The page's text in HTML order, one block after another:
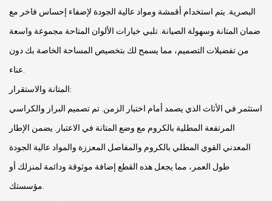
البصرية. يتم استخدام أقمشة ومواد عالية الجودة لإضفاء إحساس فاخر مع
ضمان المتانة وسهولة الصيانة. تلبي خيارات الألوان المتاحة مجموعة واسعة
من تفضيلات التصميم، مما يسمح لك بتخصيص المساحة الخاصة بك دون
المتانة والاستقرار:
استثمر في الأثاث الذي يصمد أمام اختبار الزمن. تم تصميم البراز والكراسي
المرتفعة المطلية بالكروم مع وضع المتانة في الاعتبار. يضمن الإطار
المعدني القوي المطلي بالكروم والمفاصل المعززة والمواد عالية الجودة
طول العمر، مما يجعل هذه القطع إضافة موثوقة ودائمة لمنزلك أو